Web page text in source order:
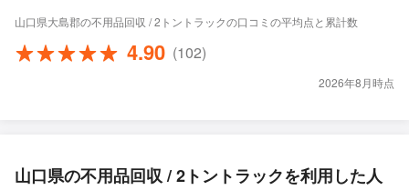
山口県大島郡の不用品回収 / 2トントラックの口コミの平均点と累計数
4.90 (102)
2026年8月時点
山口県の不用品回収 / 2トントラックを利用した人